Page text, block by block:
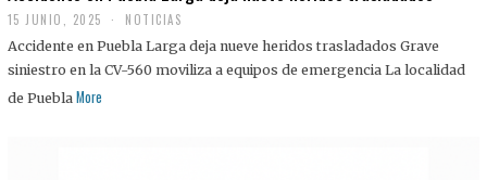
15 JUNIO, 2025 NOTICIAS
Accidente en Puebla Larga deja nueve heridos trasladados Grave
siniestro en la CV-560 moviliza a equipos de emergencia La localidad
de Puebla More